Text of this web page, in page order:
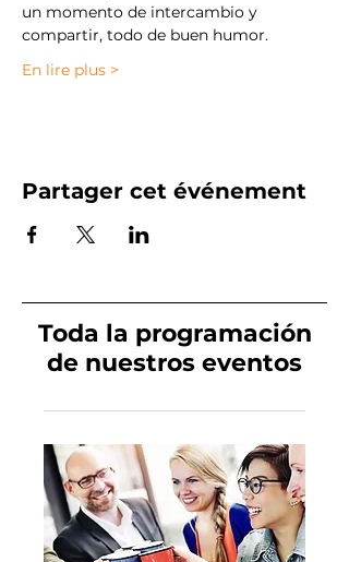
un momento de intercambio y
compartir, todo de buen humor.
En lire plus >
Partager cet événement
Toda la programación
de nuestros eventos